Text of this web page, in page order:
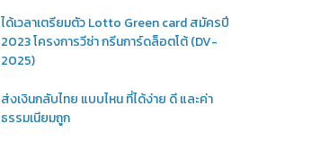
ได้เวลาเตรียมตัว Lotto Green card สมัครปี
2023 โครงการวีซ่า กรีนการ์ดล็อตโต้ (DV-
2025)
ส่งเงินกลับไทย แบบไหน ที่ได้ง่าย ดี และค่า
ธรรมเนียมถูก